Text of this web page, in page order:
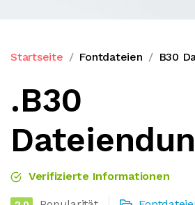
Startseite Fontdateien B30
.B30
Verifizierte Informationen